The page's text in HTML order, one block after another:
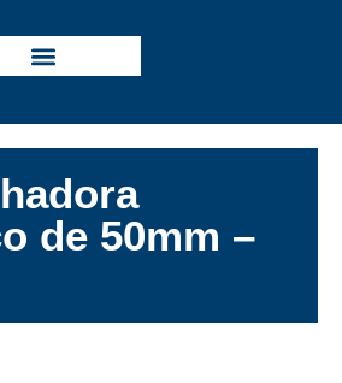
de 50mm –